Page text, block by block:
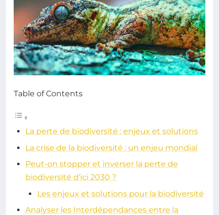
Table of Contents
La perte de biodiversité : enjeux et solutions
La crise de la biodiversité : un enjeu mondial
Peut-on stopper et inverser la perte de
biodiversité d’ici 2030 ?
Les enjeux et solutions pour la biodiversité
Analyser les Interdépendances entre la